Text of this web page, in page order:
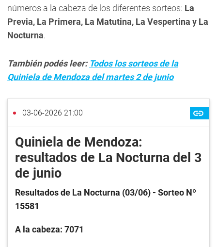
números a la cabeza de los diferentes sorteos: La
Previa, La Primera, La Matutina, La Vespertina y La
Nocturna.
También podés leer: Todos los sorteos de la
Quiniela de Mendoza del martes 2 de junio
03-06-2026 21:00
Quiniela de Mendoza:
resultados de La Nocturna del 3
de junio
Resultados de La Nocturna (03/06) - Sorteo Nº
15581
A la cabeza: 7071